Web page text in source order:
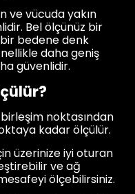
ve vücuda yakın
Bel ölçünüz bir
bedene denk
daha geniş
güvenlidir.
noktasından
kadar ölçülür.
üzerinize iyi oturan
ve ağ
ölçebilirsiniz.